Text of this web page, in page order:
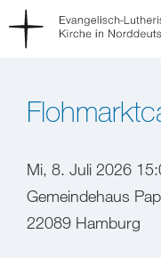
Mi, 8. Juli 2026
Gemeindehaus
22089 Hamburg